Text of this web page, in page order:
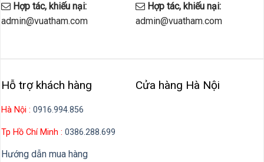
Hợp tác, khiếu nại:
admin@vuatham.com
Hợp tác, khiếu nại:
admin@vuatham.com
Hỗ trợ khách hàng
Hà Nội : 0916.994.856
Tp Hồ Chí Minh : 0386.288.699
Hướng dẫn mua hàng
Cửa hàng Hà Nội